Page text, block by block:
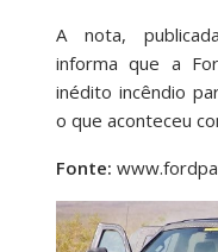
A nota,
informa que a
inédito incêndio
o que aconteceu
Fonte: